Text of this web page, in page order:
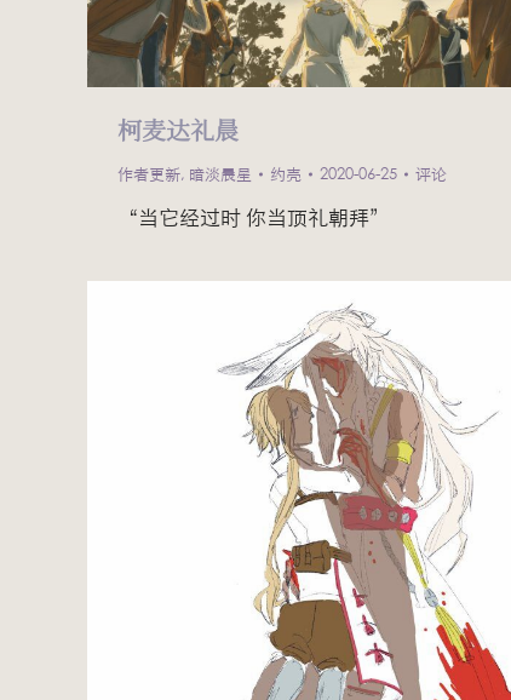
柯麦达礼晨
作者更新, 暗淡晨星 约壳 2020-06-25 评论
“当它经过时 你当顶礼朝拜”